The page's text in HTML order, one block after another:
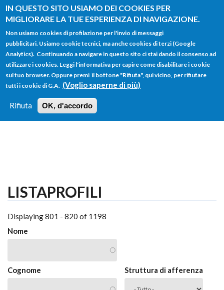
IN QUESTO SITO USIAMO DEI COOKIES PER
MIGLIORARE LA TUE ESPERIENZA DI NAVIGAZIONE.
Non usiamo cookies di profilazione per l'invio di messaggi
pubblicitari. Usiamo cookie tecnici, ma anche cookies di terzi (Google
Analytics). Continuando a navigare in questo sito ci stai dando il consenso ad
utilizzare i cookies. Leggi l'informativa per capire come disabilitare i cookie
sul tuo browser. Oppure premi il bottone "Rifiuta", qui vicino, per rifiutare
tutti i cookie di G.A. (Voglio saperne di più)
Rifiuta OK, d'accordo
Salta al contenuto principale
FORM
DI
RICERCA
Main menu
HOME TUTTI I PROFILI
LOGIN
LISTAPROFILI
Displaying 801 - 820 of 1198
Nome
Cognome Struttura di afferenza